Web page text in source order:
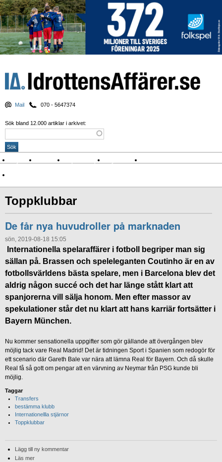
Mail 070 - 5647374
Sök bland 12.000 artiklar i arkivet:
Nyheter Krönikor Sport & spel Nyhetsbrev
Toppklubbar
De får nya huvudroller på marknaden
sön, 2019-08-18 15:05
Internationella spelaraffärer i fotboll begriper man sig
sällan på. Brassen och speleleganten Coutinho är en av
fotbollsvärldens bästa spelare, men i Barcelona blev det
aldrig någon succé och det har länge stått klart att
spanjorerna vill sälja honom. Men efter massor av
spekulationer står det nu klart att hans karriär fortsätter i
Bayern München.
Nu kommer sensationella uppgifter som gör gällande att övergången blev
möjlig tack vare Real Madrid! Det är tidningen Sport i Spanien som redogör för
ett scenario där Gareth Bale var nära att lämna Real för Bayern. Och då skulle
Real få så gott om pengar att en värvning av Neymar från PSG kunde bli
möjlig.
Taggar
Transfers
bestämma klubb
Internationellla stjärnor
Toppklubbar
Lägg till ny kommentar
Läs mer